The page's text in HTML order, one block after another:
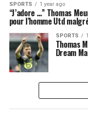
SPORTS 1 year ago
“J’adore …” Thomas
pour l’homme Utd
SPORTS
Thomas
Dream